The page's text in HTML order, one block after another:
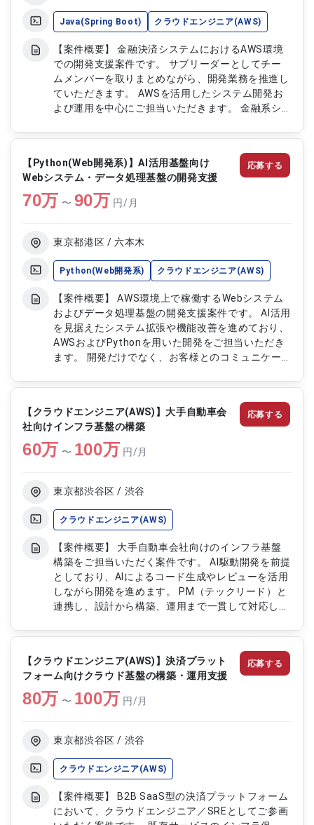
Java(Spring Boot) クラウドエンジニア(AWS)
【案件概要】 金融決済システムにおけるAWS環境
での開発支援案件です。 サブリーダーとしてチー
ムメンバーを取りまとめながら、開発業務を推進し
ていただきます。 AWSを活用したシステム開発お
よび運用を中心にご担当いただきます。 金融系シ
ロジェクトです。 【作業内容】 ・金融決済システ
ムの開発業務を担当します ・AWS環境における設
計および開発を実施します ・サブリーダーとして
チーム運営を支援します ・メンバーとの調整や進
捗管理を行います ・品質向上および課題管理を推
進します
【Python(Web開発系)】AI活用基盤向け
Webシステム・データ処理基盤の開発支援
70万 〜 90万 円/月
東京都港区 / 六本木
Python(Web開発系) クラウドエンジニア(AWS)
【案件概要】 AWS環境上で稼働するWebシステム
およびデータ処理基盤の開発支援案件です。 AI活用
を見据えたシステム拡張や機能改善を進めており、
AWSおよびPythonを用いた開発をご担当いただき
ます。 開発だけでなく、お客様とのコミュニケー
ただきます。 クラウド技術とデータ活用領域の両
面で経験を積むことができる案件です。 長期的な
システム改善に参画できる環境となっています。
【作業内容】 ・AWS環境におけるWebシステムの
開発支援 ・データ処理基盤の設計、開発、運用対
応 ・Pythonを用いた機能開発および改修 ・AI活用
要件調整および技術説明対応
応募する
【クラウドエンジニア(AWS)】大手自動車会
社向けインフラ基盤の構築
60万 〜 100万 円/月
東京都渋谷区 / 渋谷
クラウドエンジニア(AWS)
【案件概要】 大手自動車会社向けのインフラ基盤
構築をご担当いただく案件です。 AI駆動開発を前提
としており、AIによるコード生成やレビューを活用
しながら開発を進めます。 PM（テックリード）と
連携し、設計から構築、運用まで一貫して対応して
活用したモダンなインフラ環境での業務となりま
す。 IaCやGitOpsを取り入れた先進的な開発・運用
プロセスに携わることができます。 【作業内容】
・AI活用を前提とした仕様駆動開発および生成物の
レビュー対応 ・AWSアーキテクチャ設計、ネット
ワーク設計、セキュリティ設計の実施 ・Terraform
CI/CDパイプラインの設計、実装、運用対応 ・監視
応募する
【クラウドエンジニア(AWS)】決済プラット
フォーム向けクラウド基盤の構築・運用支援
80万 〜 100万 円/月
東京都渋谷区 / 渋谷
クラウドエンジニア(AWS)
【案件概要】 B2B SaaS型の決済プラットフォーム
において、クラウドエンジニア／SREとしてご参画
応募する